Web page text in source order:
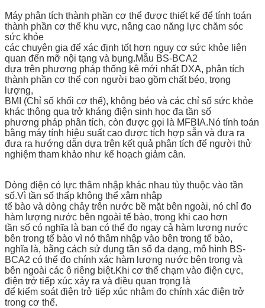
Máy phân tích thành phần cơ thể được thiết kế để tính toán
thành phần cơ thể khu vực, nâng cao năng lực chăm sóc
sức khỏe
các chuyên gia để xác định tốt hơn nguy cơ sức khỏe liên
quan đến mỡ nội tạng và bụng.Mẫu BS-BCA2
dựa trên phương pháp thống kê mới nhất DXA, phân tích
thành phần cơ thể con người bao gồm chất béo, trọng
lượng,
BMI (Chỉ số khối cơ thể), không béo và các chỉ số sức khỏe
khác thông qua trở kháng điện sinh học đa tần số
phương pháp phân tích, còn được gọi là MFBIA.Nó tính toán
bằng máy tính hiệu suất cao được tích hợp sẵn và đưa ra
đưa ra hướng dẫn dựa trên kết quả phân tích để người thử
nghiệm tham khảo như kế hoạch giảm cân.
Dòng điện có lực thâm nhập khác nhau tùy thuộc vào tần
số.Vì tần số thấp không thể xâm nhập
tế bào và dòng chảy trên nước bề mặt bên ngoài, nó chỉ đo
hàm lượng nước bên ngoài tế bào, trong khi cao hơn
tần số có nghĩa là bạn có thể đo ngay cả hàm lượng nước
bên trong tế bào vì nó thâm nhập vào bên trong tế bào,
nghĩa là, bằng cách sử dụng tần số đa dạng, mô hình BS-
BCA2 có thể đo chính xác hàm lượng nước bên trong và
bên ngoài các ô riêng biệt.Khi cơ thể chạm vào điện cực,
điện trở tiếp xúc xảy ra và điều quan trọng là
để kiểm soát điện trở tiếp xúc nhằm đo chính xác điện trở
trong cơ thể.